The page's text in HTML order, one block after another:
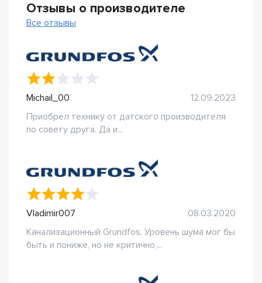
Отзывы о производителе
Все отзывы
Michail_00
12.09.2023
Приобрел технику от датского производителя
по совету друга. Да и...
Vladimir007
08.03.2020
Канализационный Grundfos. Уровень шума мог бы
быть и пониже, но не критично,...